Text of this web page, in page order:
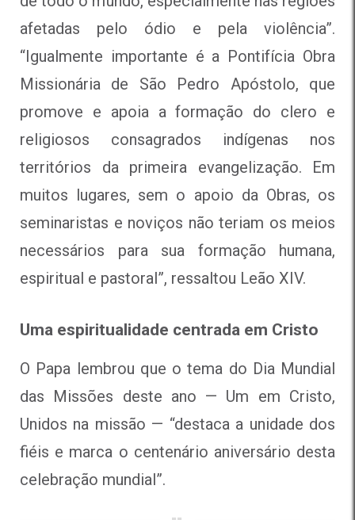
afetadas pelo ódio e pela violência”.
“Igualmente importante é a Pontifícia Obra
Missionária de São Pedro Apóstolo, que
promove e apoia a formação do clero e
religiosos consagrados indígenas nos
territórios da primeira evangelização. Em
muitos lugares, sem o apoio da Obras, os
seminaristas e noviços não teriam os meios
necessários para sua formação humana,
espiritual e pastoral”, ressaltou Leão XIV.
Uma espiritualidade centrada em Cristo
O Papa lembrou que o tema do Dia Mundial
das Missões deste ano — Um em Cristo,
Unidos na missão — “destaca a unidade dos
fiéis e marca o centenário aniversário desta
celebração mundial”.